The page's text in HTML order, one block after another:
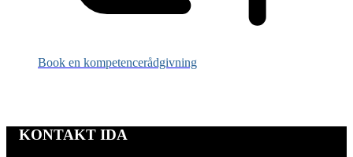
Book en kompetencerådgivning
KONTAKT IDA